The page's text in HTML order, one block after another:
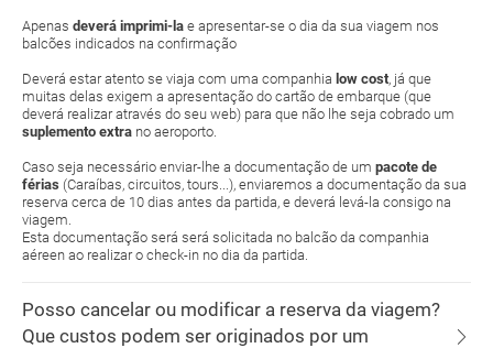
Apenas deverá imprimi-la e apresentar-se o dia da sua viagem nos
balcões indicados na confirmação
Deverá estar atento se viaja com uma companhia low cost, já que
muitas delas exigem a apresentação do cartão de embarque (que
deverá realizar através do seu web) para que não lhe seja cobrado um
suplemento extra no aeroporto.
Caso seja necessário enviar-lhe a documentação de um pacote de
férias (Caraíbas, circuitos, tours...), enviaremos a documentação da sua
reserva cerca de 10 dias antes da partida, e deverá levá-la consigo na
viagem.
Esta documentação será será solicitada no balcão da companhia
aéreen ao realizar o check-in no dia da partida.
Posso cancelar ou modificar a reserva da viagem?
Que custos podem ser originados por um